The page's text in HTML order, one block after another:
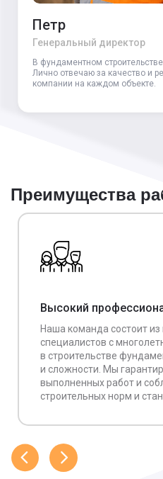
Петр
Генеральный директор
В фундаментном
Лично отвечаю за качество и
компании на каждом объекте.
Преимущества
Высокий
Наша команда состоит
специалистов с
в строительстве
и сложности. Мы
выполненных работ и
строительных норм и